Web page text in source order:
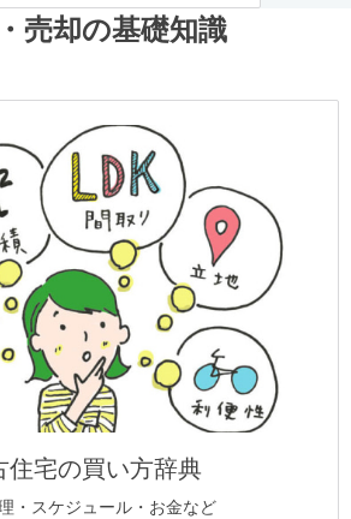
売却の基礎知識
住宅の買い方辞典
・スケジュール・お金など